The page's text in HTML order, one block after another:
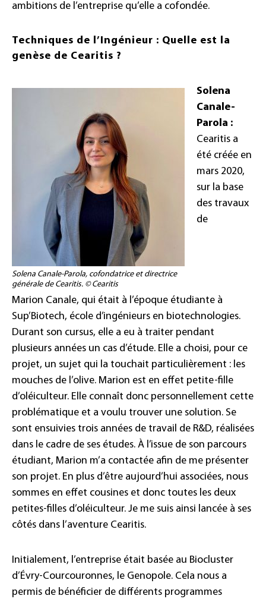
ambitions de l’entreprise qu’elle a cofondée.
Techniques de l’Ingénieur : Quelle est la
genèse de Cearitis ?
Solena Canale-Parola, cofondatrice et directrice
générale de Cearitis. © Cearitis
Solena
Canale-
Parola :
Cearitis a
été créée en
mars 2020,
sur la base
des travaux
de
Marion Canale, qui était à l’époque étudiante à
Sup’Biotech, école d’ingénieurs en biotechnologies.
Durant son cursus, elle a eu à traiter pendant
plusieurs années un cas d’étude. Elle a choisi, pour ce
projet, un sujet qui la touchait particulièrement : les
mouches de l’olive. Marion est en effet petite-fille
d’oléiculteur. Elle connaît donc personnellement cette
problématique et a voulu trouver une solution. Se
sont ensuivies trois années de travail de R&D, réalisées
dans le cadre de ses études. À l’issue de son parcours
étudiant, Marion m’a contactée afin de me présenter
son projet. En plus d’être aujourd’hui associées, nous
sommes en effet cousines et donc toutes les deux
petites-filles d’oléiculteur. Je me suis ainsi lancée à ses
côtés dans l’aventure Cearitis.
Initialement, l’entreprise était basée au Biocluster
d’Évry-Courcouronnes, le Genopole. Cela nous a
permis de bénéficier de différents programmes